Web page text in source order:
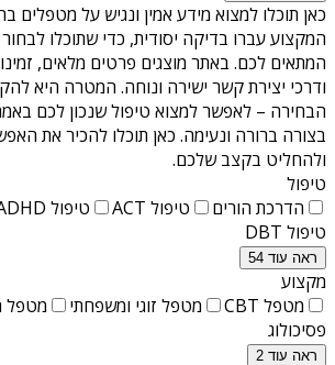
כאן תוכלו למצוא מידע אמין ונגיש על מטפלים
המקצוע עברו בדיקה יסודית, כדי שתוכלו
המתאים לכם. באתר מוצגים פרטים מלאים,
ודרכי יצירת קשר ישירה ונוחה. המטרה היא
הבחירה – לאפשר למצוא טיפול שנכון לכם
בצורה ברורה ונעימה. כאן תוכלו להכיר את
ולהחליט בקצב שלכם.
טיפול
הדרכת הורים
טיפול ACT טיפול ADHD
טיפול DBT
ראה עוד 54
מקצוע
מטפל CBT
מטפל זוגי ומשפחתי מטפל
פסיכולוג
ראה עוד 2